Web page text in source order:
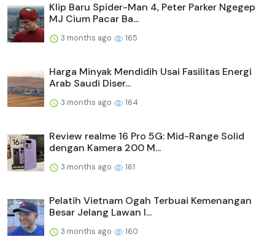
Klip Baru Spider-Man 4, Peter Parker Ngegep
MJ Cium Pacar Ba...
3 months ago 165
Harga Minyak Mendidih Usai Fasilitas Energi
Arab Saudi Diser...
3 months ago 164
Review realme 16 Pro 5G: Mid-Range Solid
dengan Kamera 200 M...
3 months ago 161
Pelatih Vietnam Ogah Terbuai Kemenangan
Besar Jelang Lawan I...
3 months ago 160